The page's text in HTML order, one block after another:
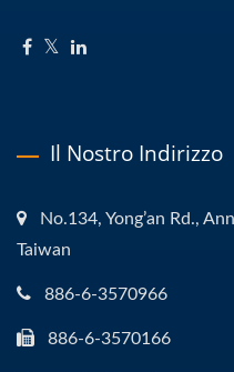
Il Nostro Indirizzo
No.134, Yong’an Rd.,
Taiwan
886-6-3570966
886-6-3570166